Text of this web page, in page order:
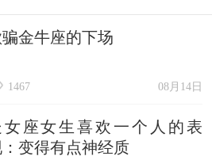
金牛座的下场
08月14日
1467
女座女生喜欢一个人的表
变得有点神经质